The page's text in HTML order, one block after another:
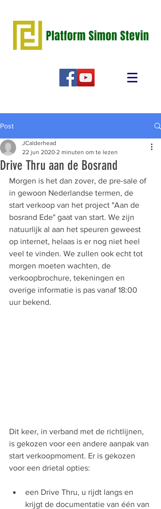
Post
Drive Thru aan de Bosrand
JCalderhead
22 jun 2020 2 minuten om te lezen
Morgen is het dan zover, de pre-sale of
in gewoon Nederlandse termen, de
start verkoop van het project "Aan de
bosrand Ede" gaat van start. We zijn
natuurlijk al aan het speuren geweest
op internet, helaas is er nog niet heel
veel te vinden. We zullen ook echt tot
morgen moeten wachten, de
verkoopbrochure, tekeningen en
overige informatie is pas vanaf 18:00
uur bekend.
Dit keer, in verband met de richtlijnen,
is gekozen voor een andere aanpak van
start verkoopmoment. Er is gekozen
voor een drietal opties:
een Drive Thru, u rijdt langs en
krijgt de documentatie van één van